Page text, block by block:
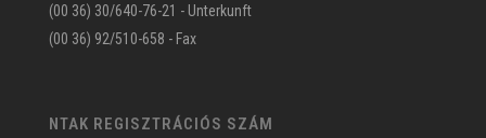
(00 36) 30/640-76-21 - Unterkunft
(00 36) 92/510-658 - Fax
NTAK REGISZTRÁCIÓS SZÁM